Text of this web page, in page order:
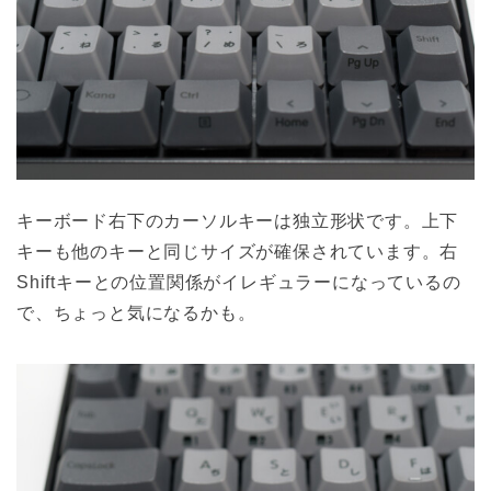
キーボード右下のカーソルキーは独立形状です。上下
キーも他のキーと同じサイズが確保されています。右
Shiftキーとの位置関係がイレギュラーになっているの
で、ちょっと気になるかも。